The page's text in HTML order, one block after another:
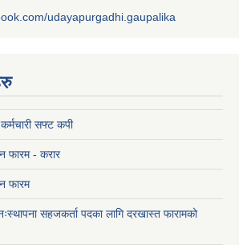
udayapurgadhi.gaupalika
सफ्ट कपी
फारम - करार
फारम
सहजकर्ता पदका लागि दरखास्त फारामको